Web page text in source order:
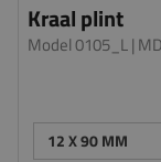
Kraal plint
Model 0105_L|
12 X 90 MM